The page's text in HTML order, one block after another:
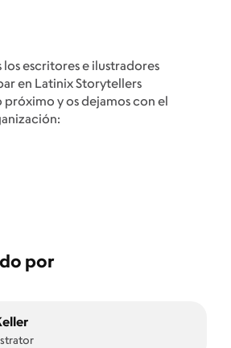
escritores e ilustradores
en Latinix Storytellers
y os dejamos con el
por